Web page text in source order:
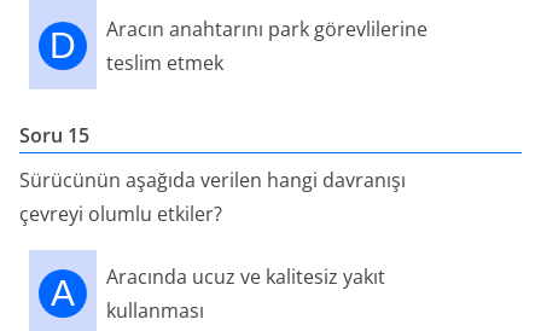
D
Aracın anahtarını park görevlilerine
teslim etmek
Soru 15
Sürücünün aşağıda verilen hangi davranışı
çevreyi olumlu etkiler?
A
Aracında ucuz ve kalitesiz yakıt
kullanması